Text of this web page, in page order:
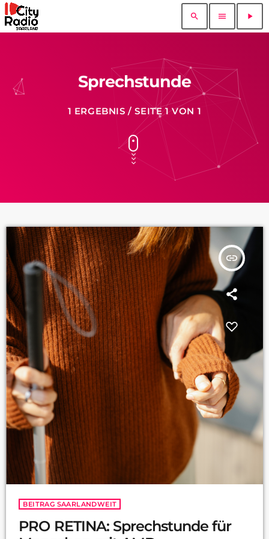
search menu play_arrow
Sprechstunde
1 ERGEBNIS / SEITE 1 VON 1
insert_link
BEITRAG SAARLANDWEIT
PRO RETINA: Sprechstunde für